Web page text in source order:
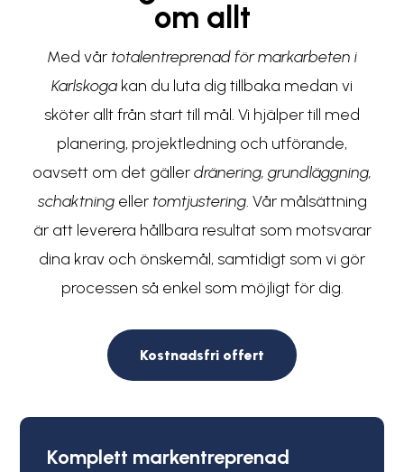
om allt
Med vår totalentreprenad för markarbeten i
Karlskoga kan du luta dig tillbaka medan vi
sköter allt från start till mål. Vi hjälper till med
planering, projektledning och utförande,
oavsett om det gällerdränering, grundläggning,
schaktningeller tomtjustering. Vår målsättning
är att leverera hållbara resultat som motsvarar
dina krav och önskemål, samtidigt som vi gör
processen så enkel som möjligt för dig.
Kostnadsfri offert
Komplett markentreprenad